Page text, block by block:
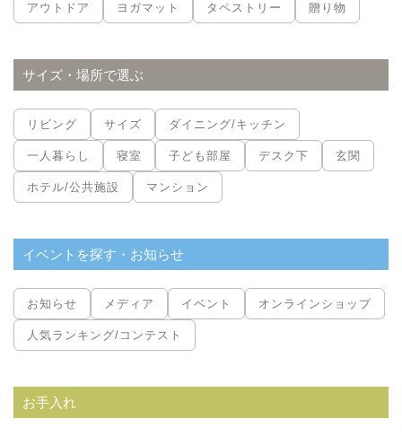
アウトドア ヨガマット タペストリー 贈り物
サイズ・場所で選ぶ
リビング サイズ ダイニング/キッチン
一人暮らし 寝室 子ども部屋 デスク下 玄関
ホテル/公共施設 マンション
イベントを探す・お知らせ
お知らせ メディア イベント オンラインショップ
人気ランキング/コンテスト
お手入れ